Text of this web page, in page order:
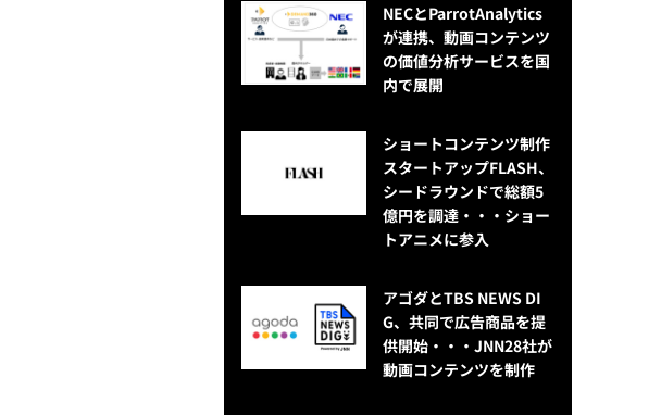
NECとParrotAnalytics
が連携、動画コンテンツ
の価値分析サービスを国
内で展開
ショートコンテンツ制作
スタートアップFLASH、
シードラウンドで総額5
億円を調達・・・ショー
トアニメに参入
アゴダとTBS NEWS DI
G、共同で広告商品を提
供開始・・・JNN28社が
動画コンテンツを制作